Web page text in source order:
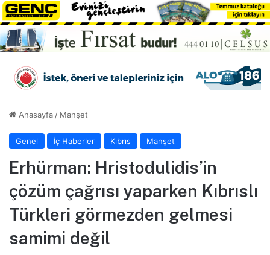
Anasayfa / Manşet
Genel İç Haberler Kıbrıs Manşet
Erhürman: Hristodulidis’in
çözüm çağrısı yaparken Kıbrıslı
Türkleri görmezden gelmesi
samimi değil